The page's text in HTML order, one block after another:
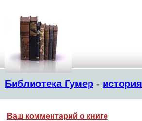
Библиотека Гумер - история
Ваш комментарий о книге